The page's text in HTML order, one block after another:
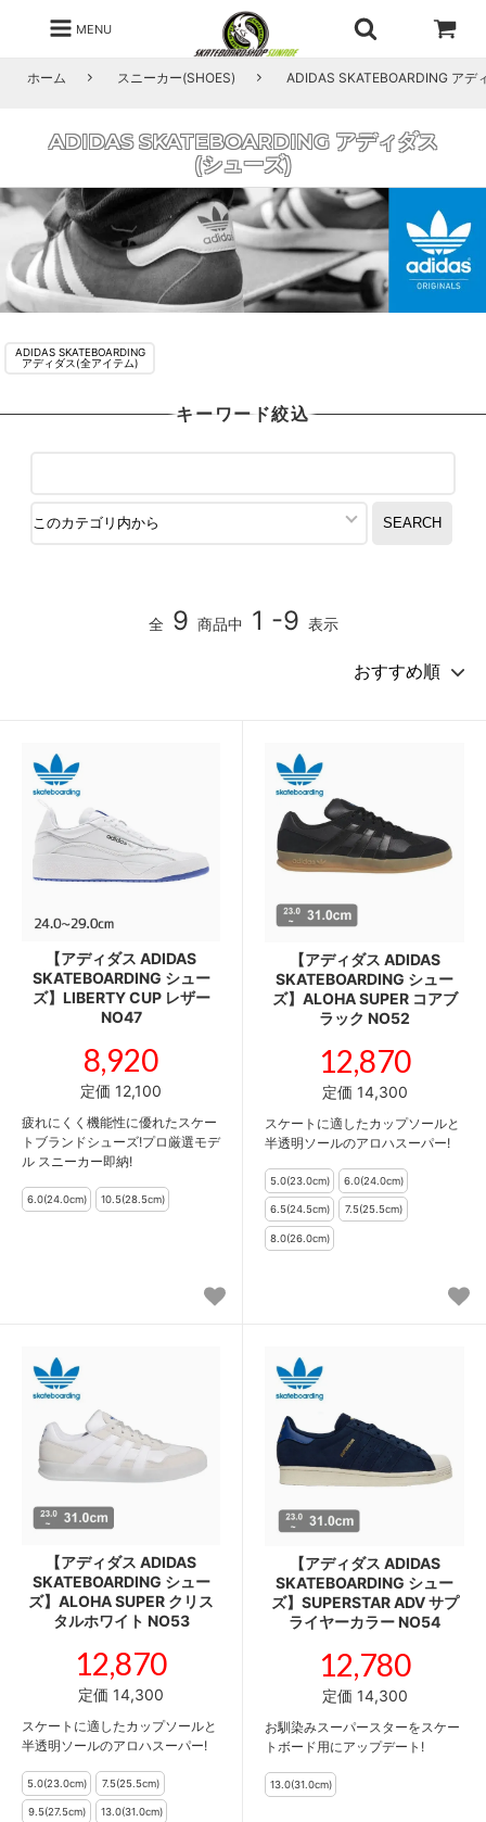
MENU
ホーム スニーカー(SHOES) ADIDAS SKATEBOARDING アデ
ADIDAS SKATEBOARDING アディダス
(シューズ)
ADIDAS SKATEBOARDING
アディダス(全アイテム)
キーワード絞込
全 9 商品中 1 -9 表示
【アディダス ADIDAS
SKATEBOARDING シュー
ズ】LIBERTY CUP レザー
NO47
8,920
定価 12,100
疲れにくく機能性に優れたスケー
トブランドシューズ!プロ厳選モデ
ル スニーカー即納!
【アディダス ADIDAS
SKATEBOARDING シュー
ズ】ALOHA SUPER コアブ
ラック NO52
12,870
定価 14,300
スケートに適したカップソールと
半透明ソールのアロハスーパー!
【アディダス ADIDAS
SKATEBOARDING シュー
ズ】ALOHA SUPER クリス
タルホワイト NO53
12,870
定価 14,300
スケートに適したカップソールと
半透明ソールのアロハスーパー!
【アディダス ADIDAS
SKATEBOARDING シュー
ズ】SUPERSTAR ADV サプ
ライヤーカラー NO54
12,780
定価 14,300
お馴染みスーパースターをスケー
トボード用にアップデート!